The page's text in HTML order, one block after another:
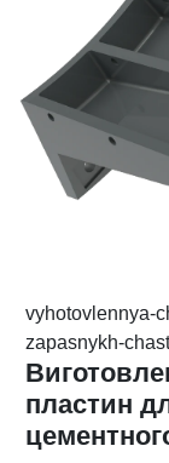
vyhotovlennya-
zapasnykh-
пластин